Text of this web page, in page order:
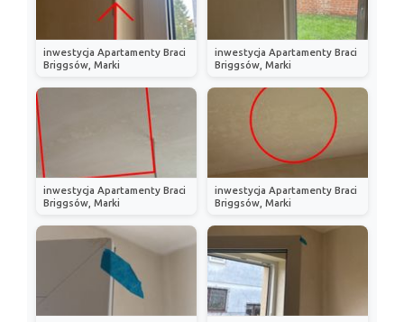
inwestycja Apartamenty Braci
Briggsów, Marki
inwestycja Apartamenty Braci
Briggsów, Marki
inwestycja Apartamenty Braci
Briggsów, Marki
inwestycja Apartamenty Braci
Briggsów, Marki